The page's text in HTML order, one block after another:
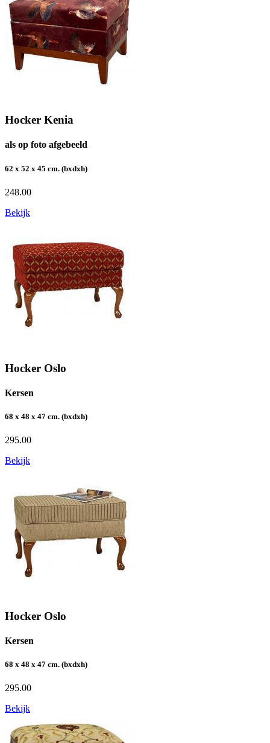
Hocker Kenia
als op foto afgebeeld
62 x 52 x 45 cm. (bxdxh)
248.00
Bekijk
Hocker Oslo
Kersen
68 x 48 x 47 cm. (bxdxh)
295.00
Bekijk
Hocker Oslo
Kersen
68 x 48 x 47 cm. (bxdxh)
295.00
Bekijk